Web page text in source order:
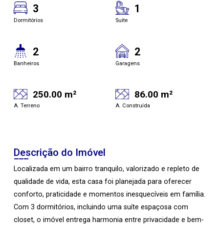
3
Dormitórios
1
Suite
2
Banheiros
2
Garagens
250.00 m²
A. Terreno
86.00 m²
A. Construída
Descrição do Imóvel
Localizada em um bairro tranquilo, valorizado e repleto de
qualidade de vida, esta casa foi planejada para oferecer
conforto, praticidade e momentos inesquecíveis em família.
Com 3 dormitórios, incluindo uma suíte espaçosa com
closet, o imóvel entrega harmonia entre privacidade e bem-